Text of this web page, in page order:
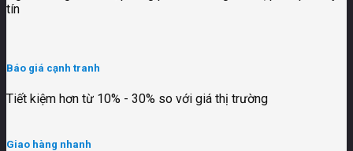
tín
Báo giá cạnh tranh
Tiết kiệm hơn từ 10% - 30% so với giá thị trường
Giao hàng nhanh